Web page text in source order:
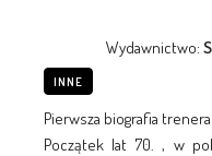
Wydawnictwo:
INNE
Pierwsza biografia
Początek lat 70. , w